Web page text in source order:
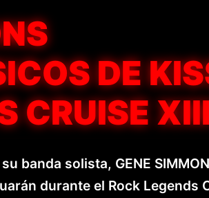
DE
CRUISE
banda solista, GENE
durante el Rock Legends